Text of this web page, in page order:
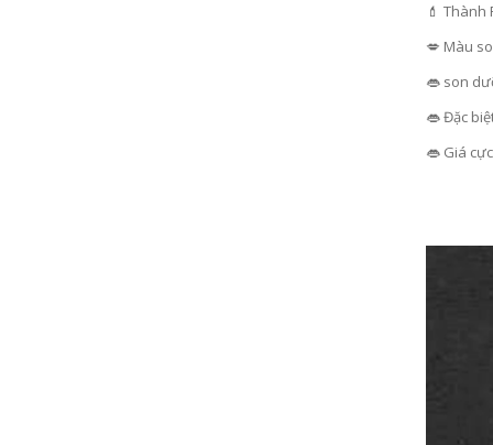
💄
💋 Màu
👄 son
👄 Đặc
👄 Giá